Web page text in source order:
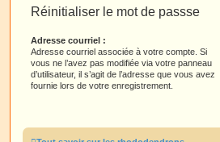
Réinitialiser le mot de passse
Adresse courriel :
Adresse courriel associée à votre compte. Si
vous ne l’avez pas modifiée via votre panneau
d’utilisateur, il s’agit de l’adresse que vous avez
fournie lors de votre enregistrement.